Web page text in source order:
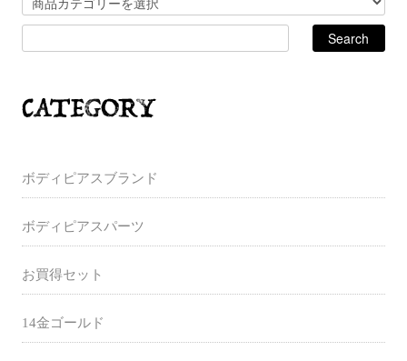
ボディピアスブランド
ボディピアスパーツ
お買得セット
14金ゴールド